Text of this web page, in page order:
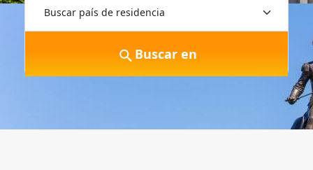
Buscar en